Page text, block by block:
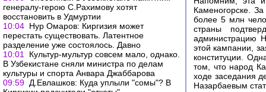
генералу-герою С.Рахимову хотят
восстановить в Удмуртии
10:04 Нур Омаров: Киргизия может
перестать существовать. Латентное
разделение уже состоялось. Давно
10:01
Культур-мультур совсем мало, однако.
В Узбекистане сняли министра по делам
культуры и спорта Анвара Джаббарова
09:59 Д.Евлашков: Куда уплыли "сомы"? В
Каменогорске.
более 5 млн
страны
администрацию
этой кампании,
конституции.
том, что народ
ходе заседания
Назарбаевым